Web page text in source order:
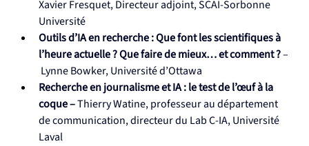
Xavier Fresquet, Directeur adjoint, SCAI-Sorbonne
Université
Outils d’IA en recherche : Que font les scientifiques à
l’heure actuelle ? Que faire de mieux… et comment ? –
Lynne Bowker, Université d’Ottawa
Recherche en journalisme et IA : le test de l’œuf à la
coque – Thierry Watine, professeur au département
de communication, directeur du Lab C-IA, Université
Laval